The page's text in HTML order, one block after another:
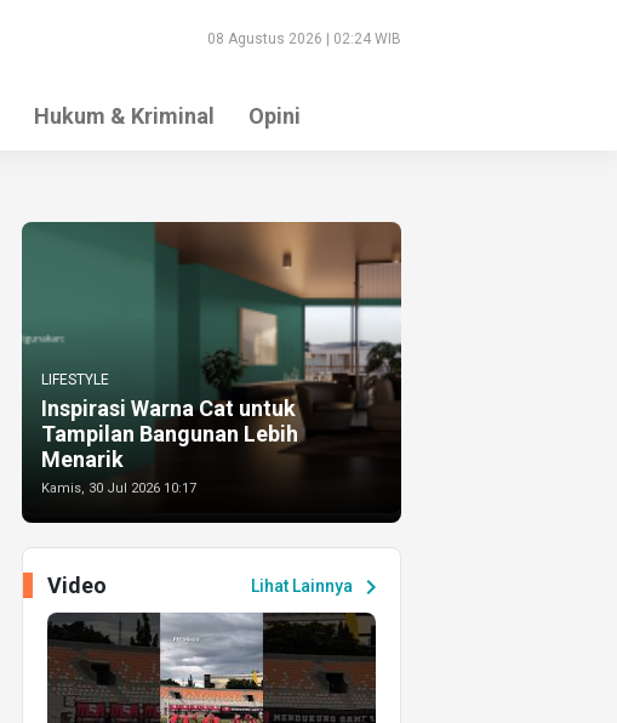
08 Agustus 2026 | 02:24 WIB
Hukum & Kriminal Opini
LIFESTYLE
Inspirasi Warna Cat untuk
Tampilan Bangunan Lebih
Menarik
Kamis, 30 Jul 2026 10:17
Lihat Lainnya chevron_right
Video